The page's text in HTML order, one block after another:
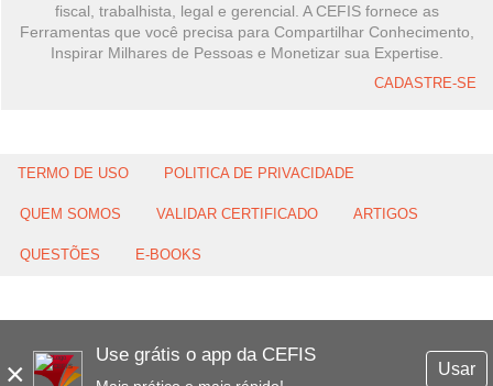
×
Use grátis o app da CEFIS
Usar
fiscal, trabalhista, legal e gerencial. A CEFIS fornece as
Ferramentas que você precisa para Compartilhar Conhecimento,
Inspirar Milhares de Pessoas e Monetizar sua Expertise.
CADASTRE-SE
TERMO DE USO POLITICA DE PRIVACIDADE
QUEM SOMOS VALIDAR CERTIFICADO ARTIGOS
QUESTÕES E-BOOKS